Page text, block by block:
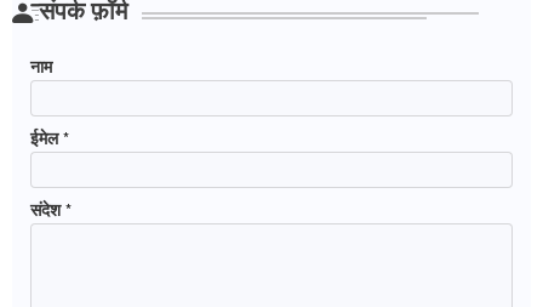
संपर्क फ़ॉर्म
नाम
ईमेल *
संदेश *